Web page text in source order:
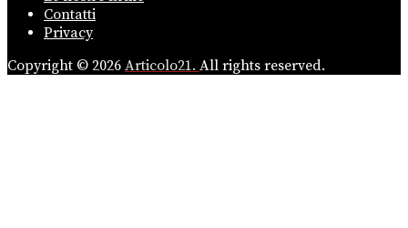
Contatti
Privacy
Copyright © 2026 Articolo21. All rights reserved.